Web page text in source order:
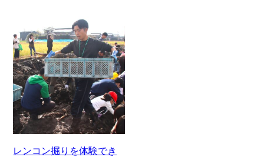
レンコン掘りを体験でき